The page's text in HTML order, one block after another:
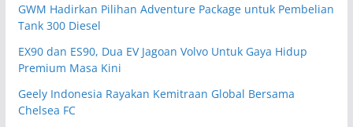
GWM Hadirkan Pilihan Adventure Package untuk Pembelian
Tank 300 Diesel
EX90 dan ES90, Dua EV Jagoan Volvo Untuk Gaya Hidup
Premium Masa Kini
Geely Indonesia Rayakan Kemitraan Global Bersama
Chelsea FC